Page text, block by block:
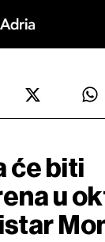
će biti
u